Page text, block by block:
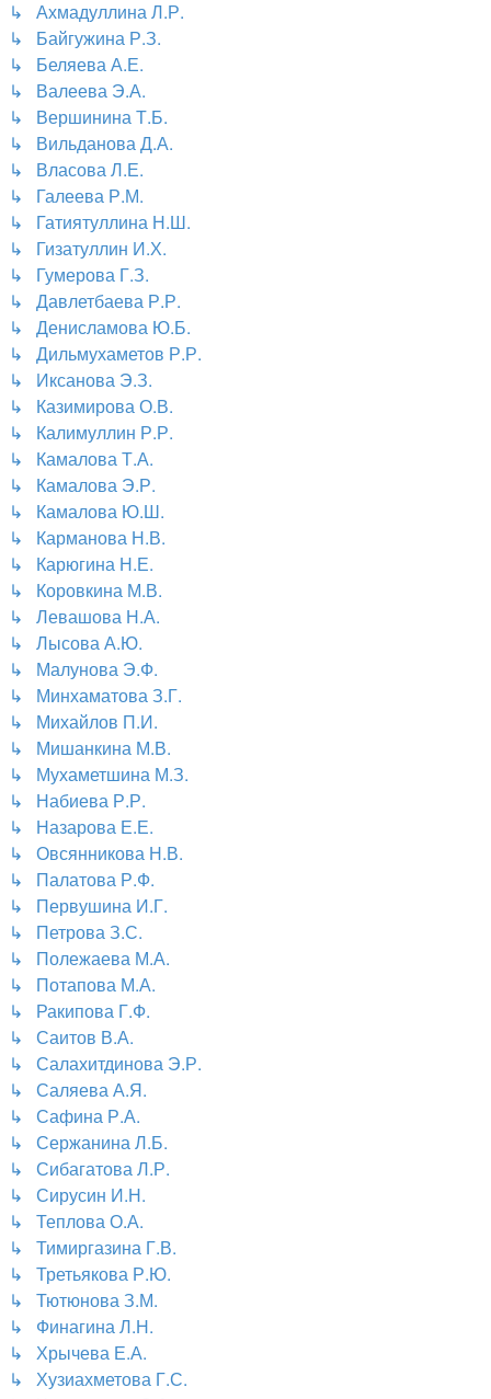
↳ Ахмадуллина Л.Р.
↳ Байгужина Р.З.
↳ Беляева А.Е.
↳ Валеева Э.А.
↳ Вершинина Т.Б.
↳ Вильданова Д.А.
↳ Власова Л.Е.
↳ Галеева Р.М.
↳ Гатиятуллина Н.Ш.
↳ Гизатуллин И.Х.
↳ Гумерова Г.З.
↳ Давлетбаева Р.Р.
↳ Денисламова Ю.Б.
↳ Дильмухаметов Р.Р.
↳ Иксанова Э.З.
↳ Казимирова О.В.
↳ Калимуллин Р.Р.
↳ Камалова Т.А.
↳ Камалова Э.Р.
↳ Камалова Ю.Ш.
↳ Карманова Н.В.
↳ Карюгина Н.Е.
↳ Коровкина М.В.
↳ Левашова Н.А.
↳ Лысова А.Ю.
↳ Малунова Э.Ф.
↳ Минхаматова З.Г.
↳ Михайлов П.И.
↳ Мишанкина М.В.
↳ Мухаметшина М.З.
↳ Набиева Р.Р.
↳ Назарова Е.Е.
↳ Овсянникова Н.В.
↳ Палатова Р.Ф.
↳ Первушина И.Г.
↳ Петрова З.С.
↳ Полежаева М.А.
↳ Потапова М.А.
↳ Ракипова Г.Ф.
↳ Саитов В.А.
↳ Салахитдинова Э.Р.
↳ Саляева А.Я.
↳ Сафина Р.А.
↳ Сержанина Л.Б.
↳ Сибагатова Л.Р.
↳ Сирусин И.Н.
↳ Теплова О.А.
↳ Тимиргазина Г.В.
↳ Третьякова Р.Ю.
↳ Тютюнова З.М.
↳ Финагина Л.Н.
↳ Хрычева Е.А.
↳ Хузиахметова Г.С.